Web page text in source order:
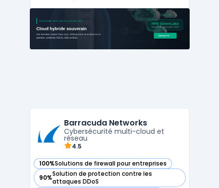
approche intégrée, Check Point offre une
protection complète pour les réseaux, le
cloud, et les appa ...
Barracuda Networks
Cybersécurité multi-cloud et
réseau
4.5
100%Solutions de firewall pour entreprises
— voir Barracuda Networks dans cette catégorie
90%Solution de protection contre les
attaques DDoS
— voir Barracuda Networks dans cette catégorie